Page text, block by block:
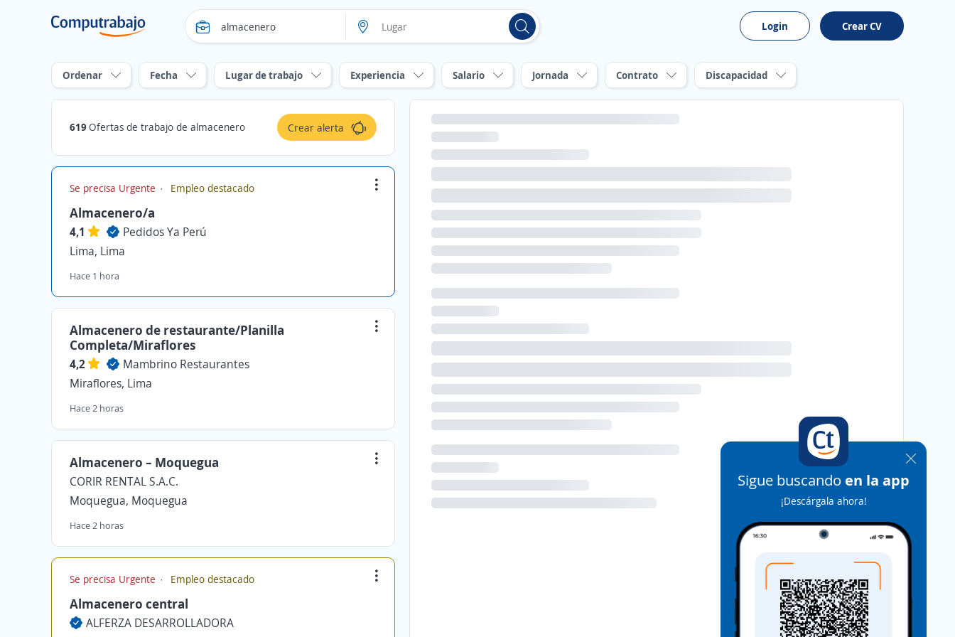
Login Crear CV
Ordenar Fecha Lugar de trabajo Experiencia Salario Jornada Contrato Discapacidad
619 Ofertas de trabajo de almacenero Crear alerta
Se precisa Urgente Empleo destacado
Almacenero/a
4,1
Pedidos Ya Perú
Lima, Lima
Hace 1 hora
Almacenero de restaurante/Planilla
Completa/Miraflores
4,2
Mambrino Restaurantes
Miraflores, Lima
Hace 2 horas
Almacenero – Moquegua
CORIR RENTAL S.A.C.
Moquegua, Moquegua
Hace 2 horas
Se precisa Urgente Empleo destacado
Almacenero central
ALFERZA DESARROLLADORA
Sigue buscando en la app
¡Descárgala ahora!